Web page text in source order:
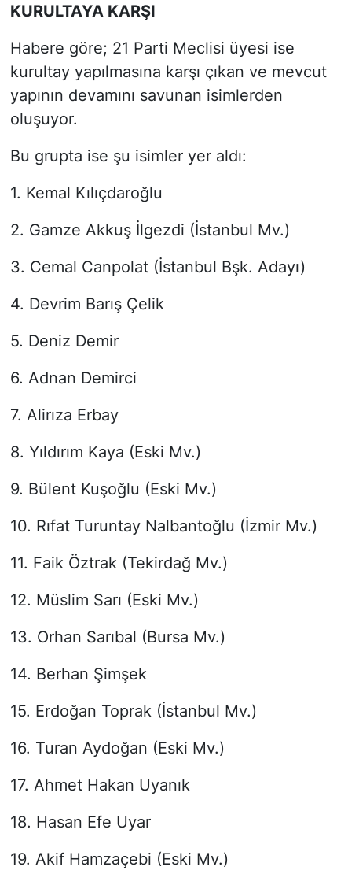
KURULTAYA KARŞI
Habere göre; 21 Parti Meclisi üyesi ise
kurultay yapılmasına karşı çıkan ve mevcut
yapının devamını savunan isimlerden
oluşuyor.
Bu grupta ise şu isimler yer aldı:
1. Kemal Kılıçdaroğlu
2. Gamze Akkuş İlgezdi (İstanbul Mv.)
3. Cemal Canpolat (İstanbul Bşk. Adayı)
4. Devrim Barış Çelik
5. Deniz Demir
6. Adnan Demirci
7. Alirıza Erbay
8. Yıldırım Kaya (Eski Mv.)
9. Bülent Kuşoğlu (Eski Mv.)
10. Rıfat Turuntay Nalbantoğlu (İzmir Mv.)
11. Faik Öztrak (Tekirdağ Mv.)
12. Müslim Sarı (Eski Mv.)
13. Orhan Sarıbal (Bursa Mv.)
14. Berhan Şimşek
15. Erdoğan Toprak (İstanbul Mv.)
16. Turan Aydoğan (Eski Mv.)
17. Ahmet Hakan Uyanık
18. Hasan Efe Uyar
19. Akif Hamzaçebi (Eski Mv.)